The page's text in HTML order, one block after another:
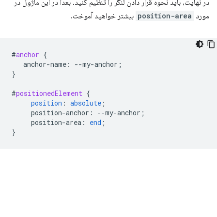
در نهایت، باید نحوه قرار دادن لنگر را تنظیم کنید. بعداً در این ماژول در
مورد position-area بیشتر خواهید آموخت.
#anchor {
anchor-name : --my-anchor ;
}
#positionedElement {
position : absolute ;
position-anchor : --my-anchor ;
position-area : end ;
}